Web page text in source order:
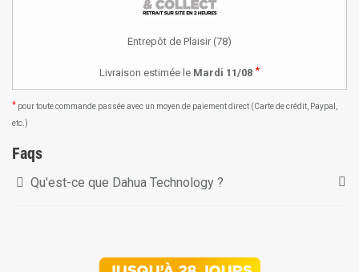
Entrepôt de Plaisir (78)
Livraison estimée le Mardi 11/08 *
* pour toute commande passée avec un moyen de paiement direct (Carte de crédit, Paypal,
etc.)
Faqs
Qu'est-ce que Dahua Technology ?